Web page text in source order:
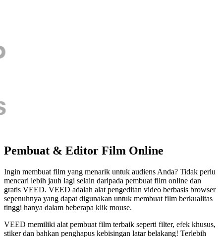
Pembuat & Editor Film Online
Ingin membuat film yang menarik untuk audiens Anda? Tidak perlu
mencari lebih jauh lagi selain daripada pembuat film online dan
gratis VEED. VEED adalah alat pengeditan video berbasis browser
sepenuhnya yang dapat digunakan untuk membuat film berkualitas
tinggi hanya dalam beberapa klik mouse.
VEED memiliki alat pembuat film terbaik seperti filter, efek khusus,
stiker dan bahkan penghapus kebisingan latar belakang! Terlebih